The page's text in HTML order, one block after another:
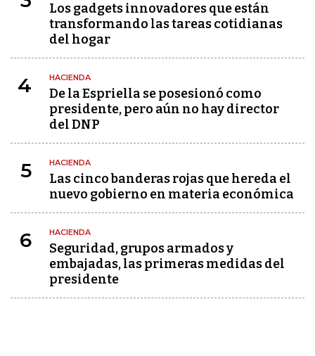
Los gadgets innovadores que están
transformando las tareas cotidianas
del hogar
4 HACIENDA
De la Espriella se posesionó como
presidente, pero aún no hay director
del DNP
5 HACIENDA
Las cinco banderas rojas que hereda el
nuevo gobierno en materia económica
6 HACIENDA
Seguridad, grupos armados y
embajadas, las primeras medidas del
presidente